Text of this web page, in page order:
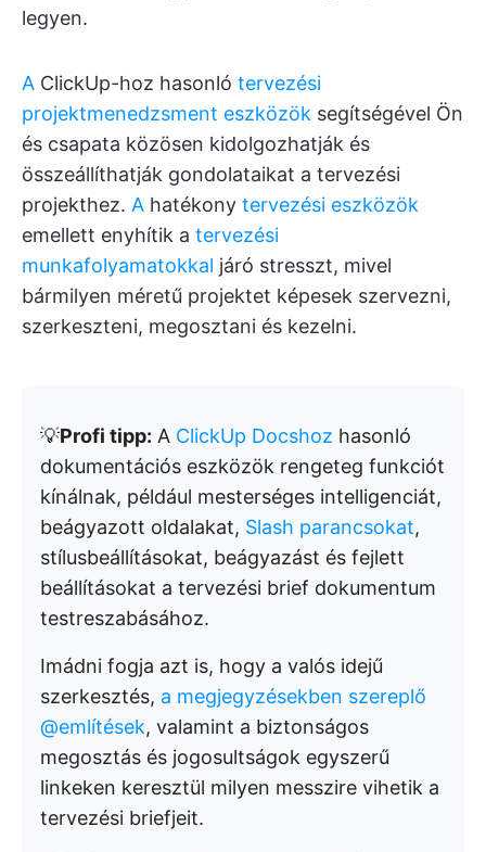
legyen.
A ClickUp-hoz hasonló tervezési
projektmenedzsment eszközök segítségével Ön
és csapata közösen kidolgozhatják és
összeállíthatják gondolataikat a tervezési
projekthez. A hatékony tervezési eszközök
emellett enyhítik a tervezési
munkafolyamatokkal járó stresszt, mivel
bármilyen méretű projektet képesek szervezni,
szerkeszteni, megosztani és kezelni.
💡Profi tipp: A ClickUp Docshoz hasonló
dokumentációs eszközök rengeteg funkciót
kínálnak, például mesterséges intelligenciát,
beágyazott oldalakat, Slash parancsokat,
stílusbeállításokat, beágyazást és fejlett
beállításokat a tervezési brief dokumentum
testreszabásához.
Imádni fogja azt is, hogy a valós idejű
szerkesztés, a megjegyzésekben szereplő
@említések, valamint a biztonságos
megosztás és jogosultságok egyszerű
linkeken keresztül milyen messzire vihetik a
tervezési briefjeit.